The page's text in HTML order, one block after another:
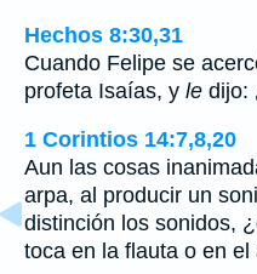
Hechos 8:30,31
Cuando Felipe se
profeta Isaías, y le dijo:
1 Corintios 14:7,8,20
Aun las cosas
arpa, al producir un
distinción los sonidos,
toca en la flauta o en